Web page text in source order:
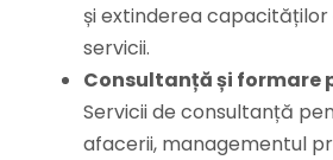
și extinderea
servicii.
Consultanță și formare
Servicii de consultanță
afacerii, managementul